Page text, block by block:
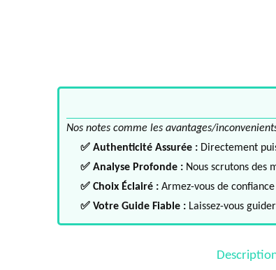
Nos notes comme les avantages/
✅ Authenticité Assurée : Directement
✅ Analyse Profonde : Nous scrutons des
✅ Choix Éclairé : Armez-vous de
✅ Votre Guide Fiable : Laissez-vous